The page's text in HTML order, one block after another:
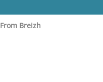
From Breizh